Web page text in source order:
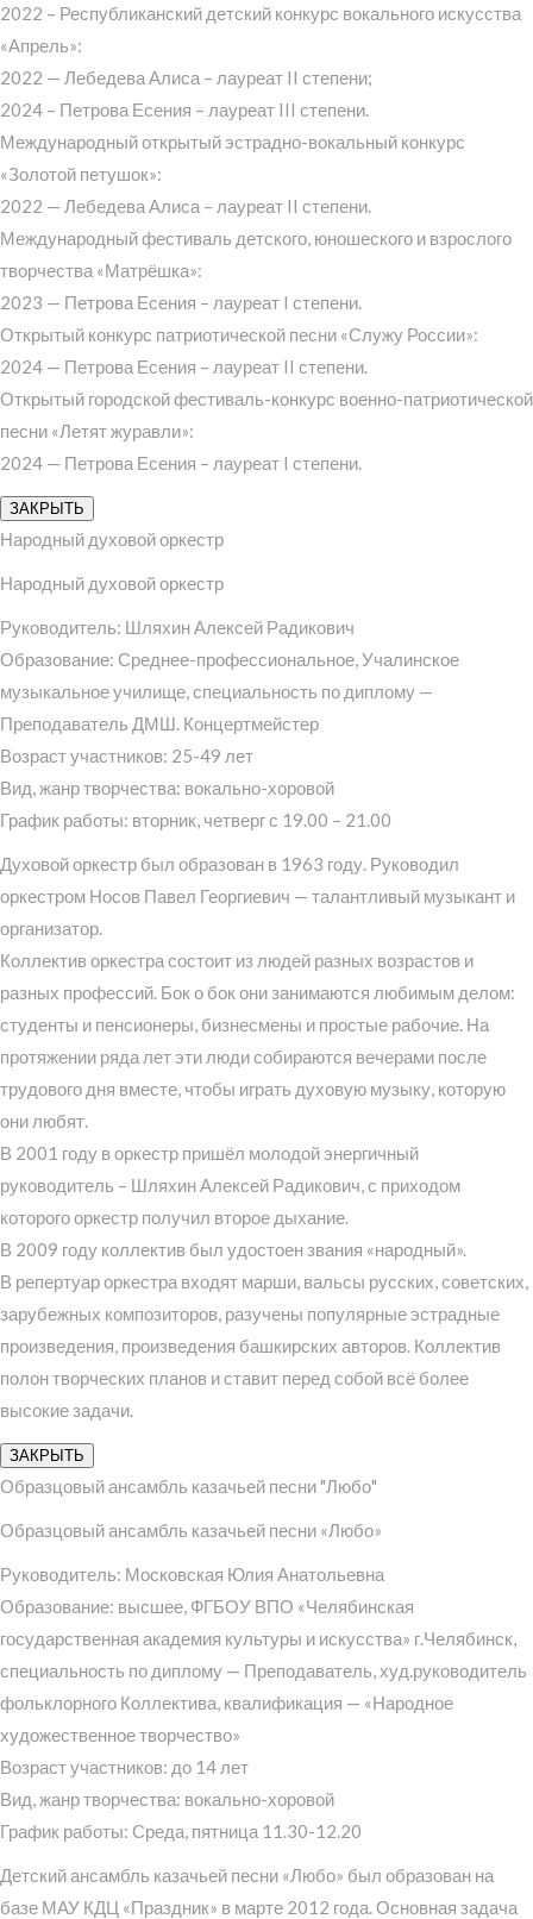
2022 – Республиканский детский конкурс вокального искусства
«Апрель»:
2022 — Лебедева Алиса – лауреат II степени;
2024 – Петрова Есения – лауреат III степени.
Международный открытый эстрадно-вокальный конкурс
«Золотой петушок»:
2022 — Лебедева Алиса – лауреат II степени.
Международный фестиваль детского, юношеского и взрослого
творчества «Матрёшка»:
2023 — Петрова Есения – лауреат I степени.
Открытый конкурс патриотической песни «Служу России»:
2024 — Петрова Есения – лауреат II степени.
Открытый городской фестиваль-конкурс военно-патриотической
песни «Летят журавли»:
2024 — Петрова Есения – лауреат I степени.
ЗАКРЫТЬ
Народный духовой оркестр
Народный духовой оркестр
Руководитель: Шляхин Алексей Радикович
Образование: Среднее-профессиональное, Учалинское
музыкальное училище, специальность по диплому —
Преподаватель ДМШ. Концертмейстер
Возраст участников: 25-49 лет
Вид, жанр творчества: вокально-хоровой
График работы: вторник, четверг с 19.00 – 21.00
Духовой оркестр был образован в 1963 году. Руководил
оркестром Носов Павел Георгиевич — талантливый музыкант и
организатор.
Коллектив оркестра состоит из людей разных возрастов и
разных профессий. Бок о бок они занимаются любимым делом:
студенты и пенсионеры, бизнесмены и простые рабочие. На
протяжении ряда лет эти люди собираются вечерами после
трудового дня вместе, чтобы играть духовую музыку, которую
они любят.
В 2001 году в оркестр пришёл молодой энергичный
руководитель – Шляхин Алексей Радикович, с приходом
которого оркестр получил второе дыхание.
В 2009 году коллектив был удостоен звания «народный».
В репертуар оркестра входят марши, вальсы русских, советских,
зарубежных композиторов, разучены популярные эстрадные
произведения, произведения башкирских авторов. Коллектив
полон творческих планов и ставит перед собой всё более
высокие задачи.
ЗАКРЫТЬ
Образцовый ансамбль казачьей песни "Любо"
Образцовый ансамбль казачьей песни «Любо»
Руководитель: Московская Юлия Анатольевна
Образование: высшее, ФГБОУ ВПО «Челябинская
государственная академия культуры и искусства» г.Челябинск,
специальность по диплому — Преподаватель, худ.руководитель
фольклорного Коллектива, квалификация — «Народное
художественное творчество»
Возраст участников: до 14 лет
Вид, жанр творчества: вокально-хоровой
График работы: Среда, пятница 11.30-12.20
Детский ансамбль казачьей песни «Любо» был образован на
базе МАУ КДЦ «Праздник» в марте 2012 года. Основная задача